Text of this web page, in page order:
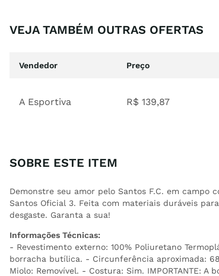
VEJA TAMBÉM OUTRAS OFERTAS
Vendedor Preço
A Esportiva R$ 139,87
SOBRE ESTE ITEM
Demonstre seu amor pelo Santos F.C. em campo
Santos Oficial 3. Feita com materiais duráveis
desgaste. Garanta a sua!
Informações Técnicas:
- Revestimento externo: 100% Poliuretano
borracha butílica. - Circunferência aproximada:
Miolo: Removível. - Costura: Sim. IMPORTANTE: